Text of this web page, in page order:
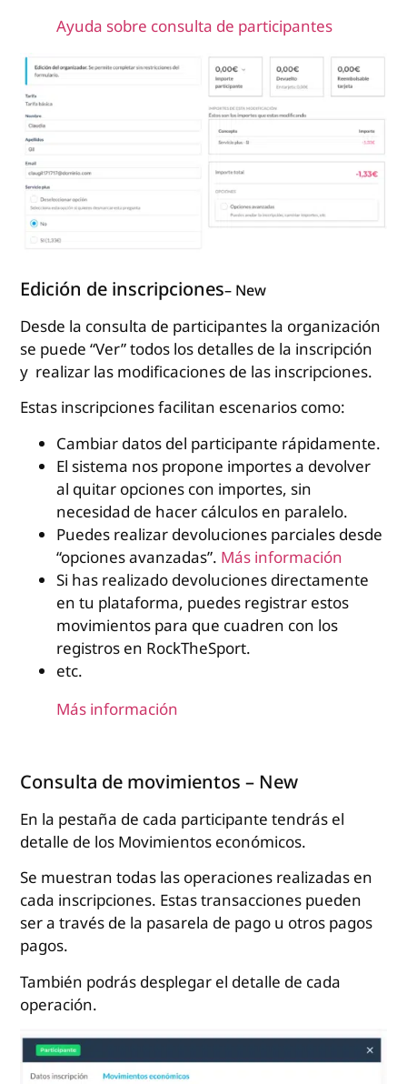
Ayuda sobre consulta de participantes
Edición de inscripciones– New
Desde la consulta de participantes la organización
se puede “Ver” todos los detalles de la inscripción
y realizar las modificaciones de las inscripciones.
Estas inscripciones facilitan escenarios como:
Cambiar datos del participante rápidamente.
El sistema nos propone importes a devolver
al quitar opciones con importes, sin
necesidad de hacer cálculos en paralelo.
Puedes realizar devoluciones parciales desde
“opciones avanzadas”. Más información
Si has realizado devoluciones directamente
en tu plataforma, puedes registrar estos
movimientos para que cuadren con los
registros en RockTheSport.
etc.
Más información
Consulta de movimientos – New
En la pestaña de cada participante tendrás el
detalle de los Movimientos económicos.
Se muestran todas las operaciones realizadas en
cada inscripciones. Estas transacciones pueden
ser a través de la pasarela de pago u otros pagos
pagos.
También podrás desplegar el detalle de cada
operación.